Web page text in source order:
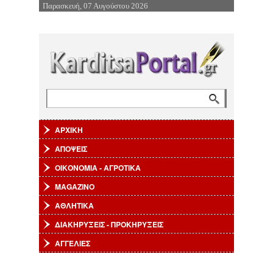
Επιστροφή στην Πλοήγηση
Παρασκευή, 07 Αυγούστου 2026
ΑΡΧΙΚΗ
ΑΠΟΨΕΙΣ
ΟΙΚΟΝΟΜΙΑ - ΑΓΡΟΤΙΚΑ
MAGAZINO
ΑΘΛΗΤΙΚΑ
ΔΙΑΚΗΡΥΞΕΙΣ - ΠΡΟΚΗΡΥΞΕΙΣ
ΑΓΓΕΛΙΕΣ